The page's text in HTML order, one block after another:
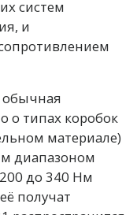
систем
и
обычная
о типах коробок
материале)
диапазоном
до 340 Нм
получат